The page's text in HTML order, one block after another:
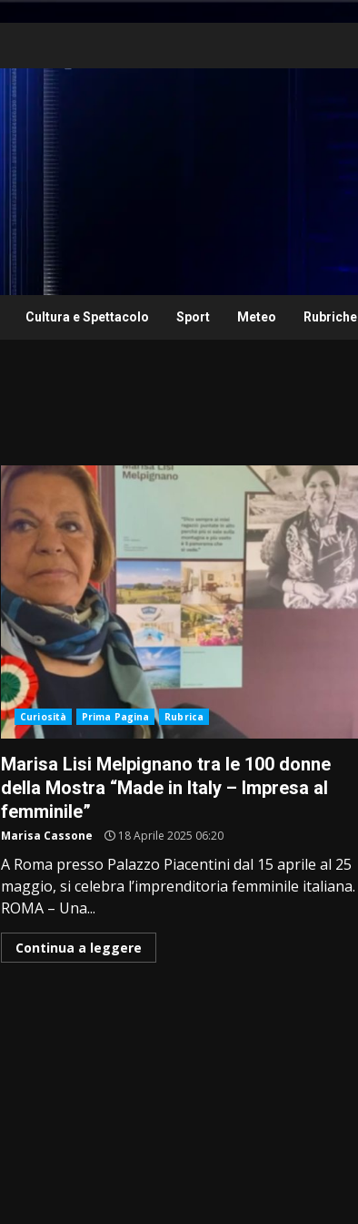
Cultura e Spettacolo Sport Meteo Rubriche
Curiosità Prima Pagina Rubrica
Marisa Lisi Melpignano tra le 100 donne
della Mostra “Made in Italy – Impresa al
femminile”
Marisa Cassone 18 Aprile 2025 06:20
A Roma presso Palazzo Piacentini dal 15 aprile al 25
maggio, si celebra l’imprenditoria femminile italiana.
ROMA – Una...
Continua a leggere